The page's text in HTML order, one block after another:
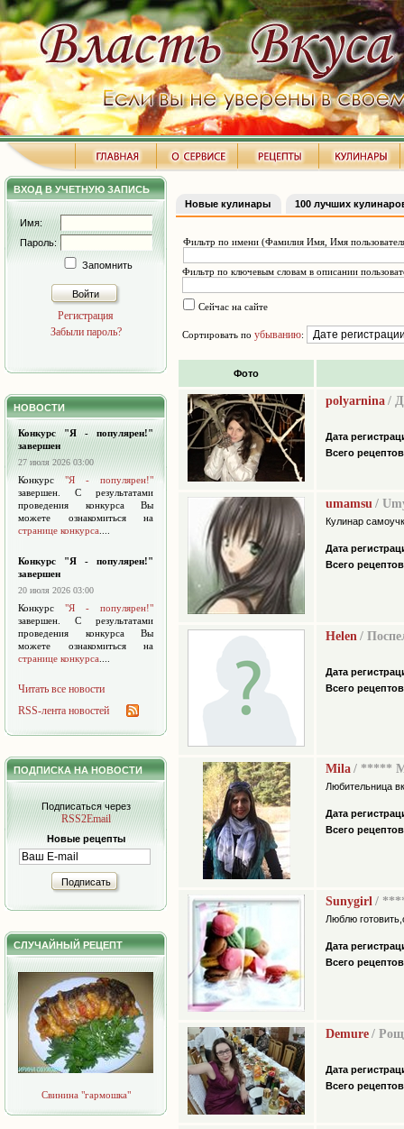
ВХОД В УЧЕТНУЮ ЗАПИСЬ
Имя:
Пароль:
Запомнить
Войти
Регистрация
Забыли пароль?
НОВОСТИ
Конкурс "Я - популярен!"
завершен
27 июля 2026 03:00
Конкурс "Я - популярен!"
завершен. С результатами
проведения конкурса Вы
можете ознакомиться на
странице конкурса
Конкурс "Я - популярен!"
завершен
20 июля 2026 03:00
Конкурс "Я - популярен!"
завершен. С результатами
проведения конкурса Вы
можете ознакомиться на
странице конкурса
Читать все новости
RSS-лента новостей
ПОДПИСКА НА НОВОСТИ
Подписаться через
RSS2Email
Новые рецепты
Подписать
СЛУЧАЙНЫЙ РЕЦЕПТ
Свинина "гармошка"
Новые кулинары 100 лучших
Фильтр по имени (Фамилия Имя, Имя
Фильтр по ключевым словам в описании
Сейчас на сайте
Сортировать по убыванию:
Фото
polyarnina /
Дата
Всего
umamsu /
Кулинар
Дата
Всего
Helen /
Дата
Всего
Mila / *****
Любительница
Дата
Всего
Sunygirl /
Люблю
Дата
Всего
Demure /
Дата
Всего